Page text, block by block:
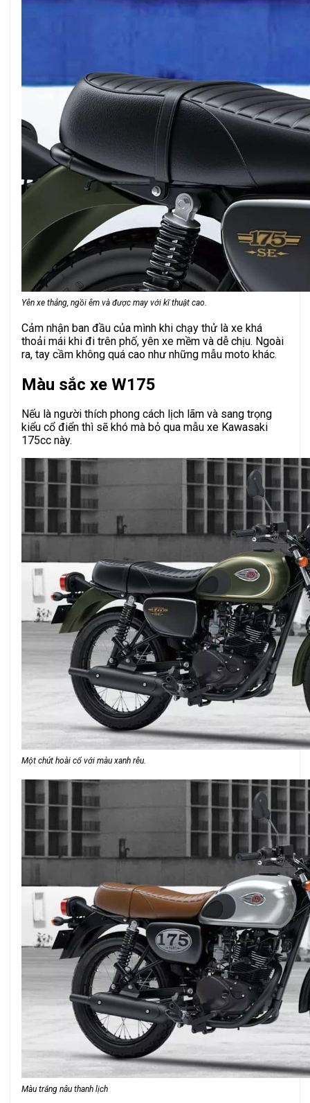
Yên xe thẳng, ngồi êm và được may với kĩ thuật cao.
Cảm nhận ban đầu của mình khi chạy thử là xe khá
thoải mái khi đi trên phố, yên xe mềm và dễ chịu. Ngoài
ra, tay cầm không quá cao như những mẫu moto khác.
Màu sắc xe W175
Nếu là người thích phong cách lịch lãm và sang trọng
kiểu cổ điển thì sẽ khó mà bỏ qua mẫu xe Kawasaki
175cc này.
Một chút hoài cổ với màu xanh rêu.
Màu trắng nâu thanh lịch